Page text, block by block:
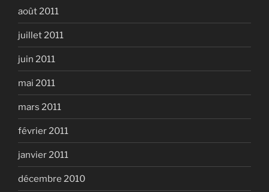
août 2011
juillet 2011
juin 2011
mai 2011
mars 2011
février 2011
janvier 2011
décembre 2010